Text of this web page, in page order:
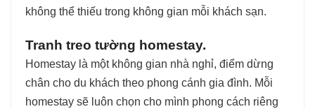
không thể thiếu trong không gian mỗi khách sạn.
Tranh treo tường homestay.
Homestay là một không gian nhà nghỉ, điểm dừng
chân cho du khách theo phong cánh gia đình. Mỗi
homestay sẽ luôn chọn cho mình phong cách riêng